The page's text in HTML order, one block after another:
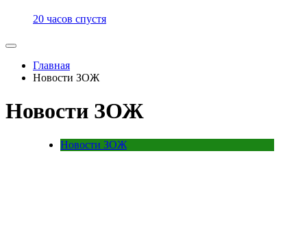
20 часов спустя
Главная
Новости ЗОЖ
Новости ЗОЖ
Новости ЗОЖ